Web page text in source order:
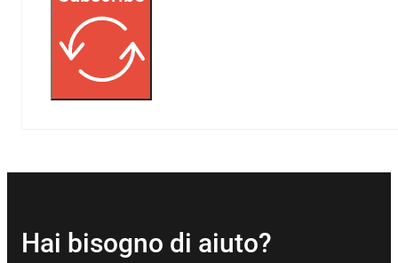
Hai bisogno di aiuto?